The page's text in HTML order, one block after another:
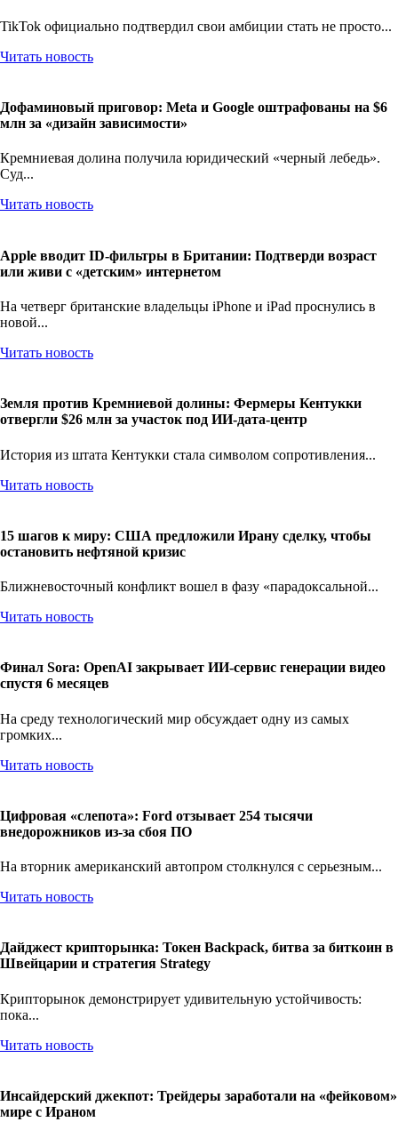
TikTok официально подтвердил свои амбиции стать не просто...
Читать новость
Дофаминовый приговор: Meta и Google оштрафованы на $6
млн за «дизайн зависимости»
Кремниевая долина получила юридический «черный лебедь».
Суд...
Читать новость
Apple вводит ID-фильтры в Британии: Подтверди возраст
или живи с «детским» интернетом
На четверг британские владельцы iPhone и iPad проснулись в
новой...
Читать новость
Земля против Кремниевой долины: Фермеры Кентукки
отвергли $26 млн за участок под ИИ-дата-центр
История из штата Кентукки стала символом сопротивления...
Читать новость
15 шагов к миру: США предложили Ирану сделку, чтобы
остановить нефтяной кризис
Ближневосточный конфликт вошел в фазу «парадоксальной...
Читать новость
Финал Sora: OpenAI закрывает ИИ-сервис генерации видео
спустя 6 месяцев
На среду технологический мир обсуждает одну из самых
громких...
Читать новость
Цифровая «слепота»: Ford отзывает 254 тысячи
внедорожников из-за сбоя ПО
На вторник американский автопром столкнулся с серьезным...
Читать новость
Дайджест крипторынка: Токен Backpack, битва за биткоин в
Швейцарии и стратегия Strategy
Крипторынок демонстрирует удивительную устойчивость:
пока...
Читать новость
Инсайдерский джекпот: Трейдеры заработали на «фейковом»
мире с Ираном